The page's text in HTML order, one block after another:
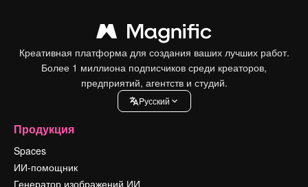
Креативная платформа для создания ваших лучших работ.
Более 1 миллиона подписчиков среди креаторов,
предприятий, агентств и студий.
Pусский
Продукция
Spaces
ИИ-помощник
Генератор изображений ИИ